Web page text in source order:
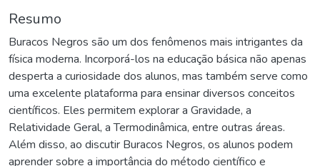
Resumo
Buracos Negros são um dos fenômenos mais intrigantes da
física moderna. Incorporá-los na educação básica não apenas
desperta a curiosidade dos alunos, mas também serve como
uma excelente plataforma para ensinar diversos conceitos
científicos. Eles permitem explorar a Gravidade, a
Relatividade Geral, a Termodinâmica, entre outras áreas.
Além disso, ao discutir Buracos Negros, os alunos podem
aprender sobre a importância do método científico e